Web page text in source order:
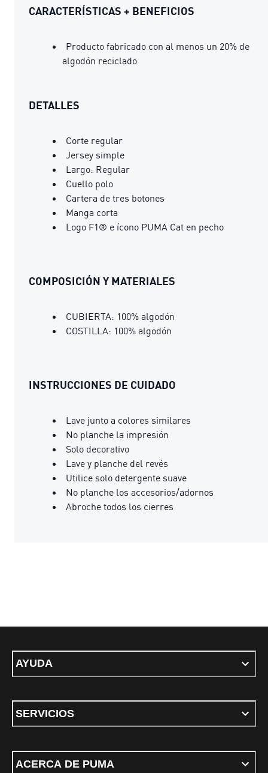
CARACTERÍSTICAS + BENEFICIOS
Producto fabricado con al menos un 20% de
algodón reciclado
DETALLES
Corte regular
Jersey simple
Largo: Regular
Cuello polo
Cartera de tres botones
Manga corta
Logo F1® e ícono PUMA Cat en pecho
COMPOSICIÓN Y MATERIALES
CUBIERTA: 100% algodón
COSTILLA: 100% algodón
INSTRUCCIONES DE CUIDADO
Lave junto a colores similares
No planche la impresión
Solo decorativo
Lave y planche del revés
Utilice solo detergente suave
No planche los accesorios/adornos
Abroche todos los cierres
AYUDA
SERVICIOS
ACERCA DE PUMA